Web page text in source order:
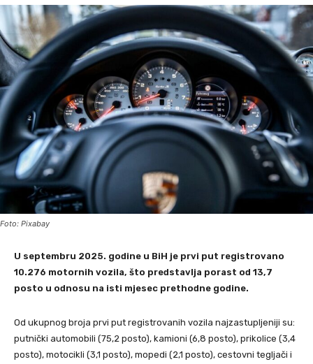
Foto: Pixabay
U septembru 2025. godine u BiH je prvi put registrovano
10.276 motornih vozila, što predstavlja porast od 13,7
posto u odnosu na isti mjesec prethodne godine.
Od ukupnog broja prvi put registrovanih vozila najzastupljeniji su:
putnički automobili (75,2 posto), kamioni (6,8 posto), prikolice (3,4
posto), motocikli (3,1 posto), mopedi (2,1 posto), cestovni tegljači i